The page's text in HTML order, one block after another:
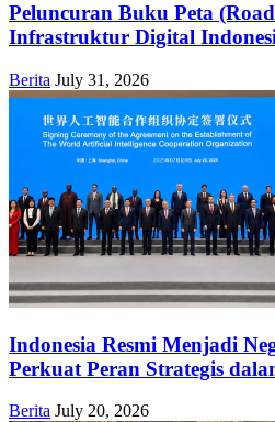
Peluncuran Buku Peta
Infrastruktur Digital
Berita July 31, 2026
Indonesia Resmi Menjadi
Perkuat Peran Strategis
Berita July 20, 2026